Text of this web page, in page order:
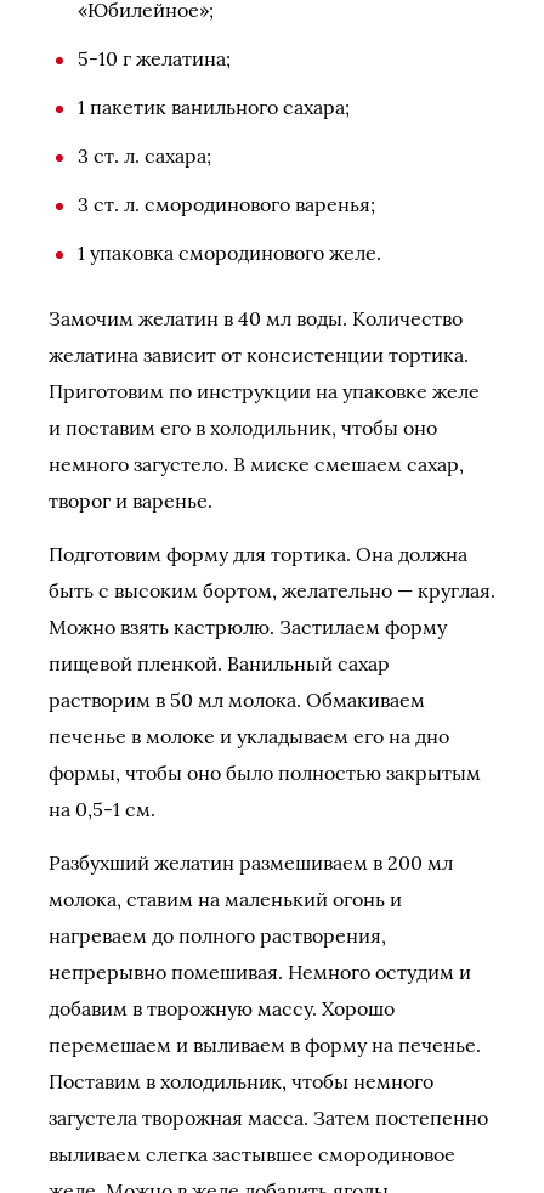
«Юбилейное»;
5-10 г желатина;
1 пакетик ванильного сахара;
3 ст. л. сахара;
3 ст. л. смородинового варенья;
1 упаковка смородинового желе.
Замочим желатин в 40 мл воды. Количество
желатина зависит от консистенции тортика.
Приготовим по инструкции на упаковке желе
и поставим его в холодильник, чтобы оно
немного загустело. В миске смешаем сахар,
творог и варенье.
Подготовим форму для тортика. Она должна
быть с высоким бортом, желательно — круглая.
Можно взять кастрюлю. Застилаем форму
пищевой пленкой. Ванильный сахар
растворим в 50 мл молока. Обмакиваем
печенье в молоке и укладываем его на дно
формы, чтобы оно было полностью закрытым
на 0,5-1 см.
Разбухший желатин размешиваем в 200 мл
молока, ставим на маленький огонь и
нагреваем до полного растворения,
непрерывно помешивая. Немного остудим и
добавим в творожную массу. Хорошо
перемешаем и выливаем в форму на печенье.
Поставим в холодильник, чтобы немного
загустела творожная масса. Затем постепенно
выливаем слегка застывшее смородиновое